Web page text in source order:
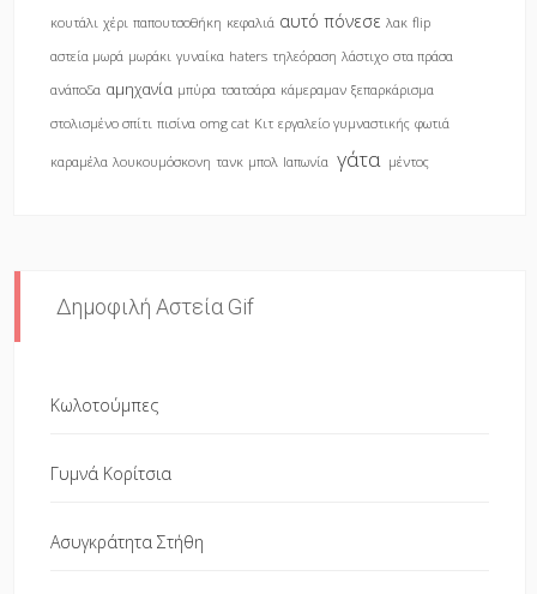
κουτάλι χέρι παπουτσοθήκη κεφαλιά αυτό πόνεσε λακ flip
αστεία μωρά μωράκι γυναίκα haters τηλεόραση λάστιχο στα πράσα
ανάποδα αμηχανία μπύρα τσατσάρα κάμεραμαν ξεπαρκάρισμα
στολισμένο σπίτι πισίνα omg cat Κιτ εργαλείο γυμναστικής φωτιά
καραμέλα λουκουμόσκονη τανκ μπολ Ιαπωνία γάτα μέντος
Δημοφιλή Αστεία Gif
Κωλοτούμπες
Γυμνά Κορίτσια
Ασυγκράτητα Στήθη